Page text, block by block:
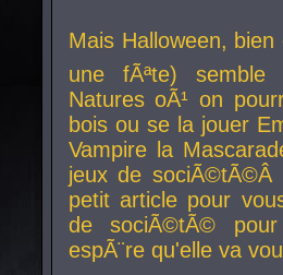
Mais Halloween, bien
une fÃªte) semble
Natures oÃ¹ on
bois ou se la jouer
Vampire la
jeux de
petit article pour
de sociÃ©tÃ©
espÃ¨re qu'elle va